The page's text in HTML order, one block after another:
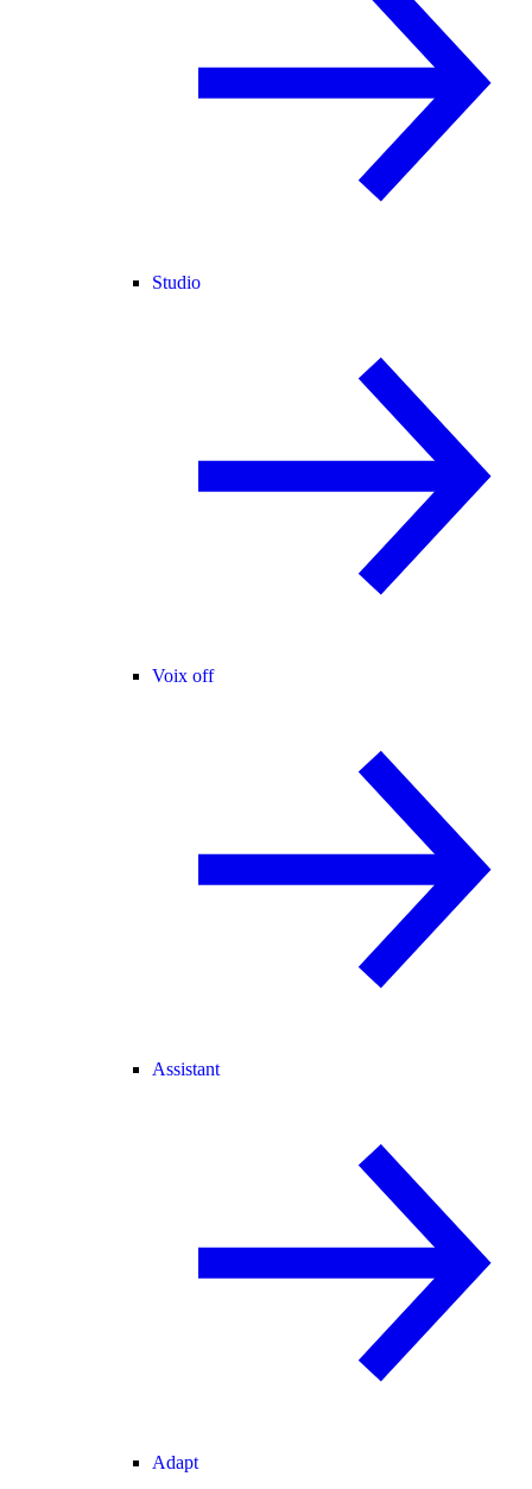
Studio
Voix off
Assistant
Adapt